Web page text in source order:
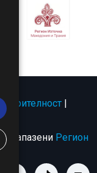
|
запазени Регион